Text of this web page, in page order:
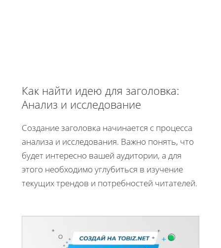
Как найти идею для заголовка:
Анализ и исследование
Создание заголовка начинается с процесса
анализа и исследования. Важно понять, что
будет интересно вашей аудитории, а для
этого необходимо углубиться в изучение
текущих трендов и потребностей читателей.